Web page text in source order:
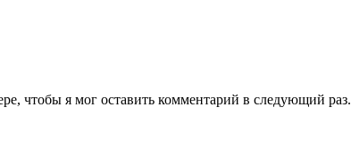
чтобы я мог оставить комментарий в следующий раз.